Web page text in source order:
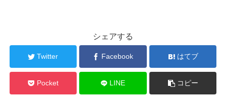
シェアする
Twitter Facebook はてブ
Pocket LINE コピー